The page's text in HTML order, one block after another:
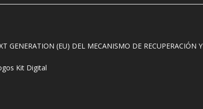
(EU) DEL MECANISMO DE RECUPERACIÓN